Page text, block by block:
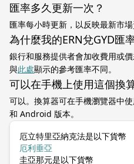
匯率多久更新一次？
匯率每小時更新，以反映最新市場
為什麼我的ERN兌GYD匯
銀行和服務提供者會加收費用或
與此處顯示的參考匯率不同。
可以在手機上使用這個換
可以。換算器可在手機瀏覽器中使
和 Android 版本。
厄立特里亞納克法是以下貨幣
厄利垂亞
圭亞那元是以下貨幣